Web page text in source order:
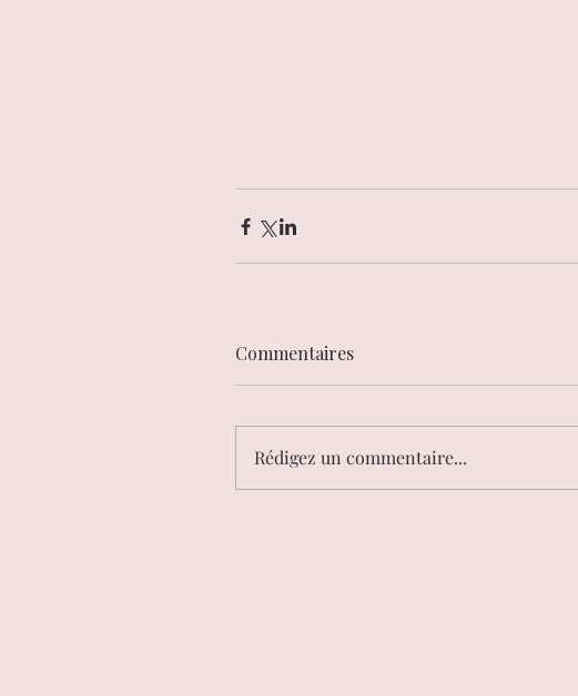
Commentaires
Rédigez un commentaire...